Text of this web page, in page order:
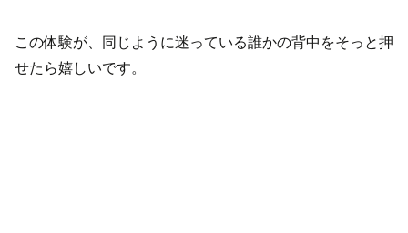
この体験が、同じように迷っている誰かの背中をそっと押
せたら嬉しいです。